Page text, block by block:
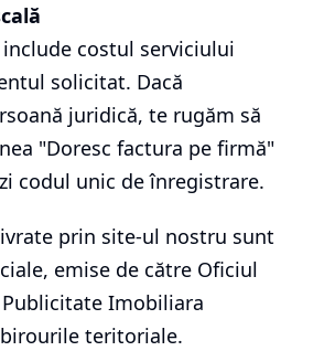
costul serviciului
solicitat. Dacă
juridică, te rugăm să
"Doresc factura pe firmă"
codul unic de înregistrare.
prin site-ul nostru sunt
emise de către Oficiul
Imobiliara
teritoriale.